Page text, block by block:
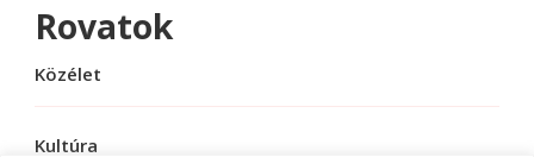
Rovatok
Közélet
Kultúra